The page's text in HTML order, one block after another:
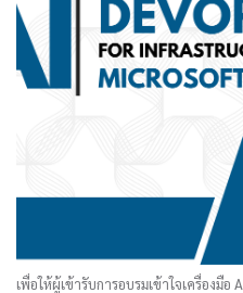
เพื่อให้ผู้เข้ารับการอบรมเข้าใจเครื่องมื